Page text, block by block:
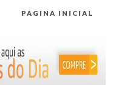
PÁGINA INICIAL